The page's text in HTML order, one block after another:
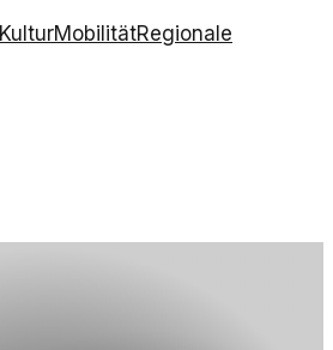
KulturMobilitätRegionale